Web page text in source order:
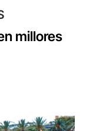
millores